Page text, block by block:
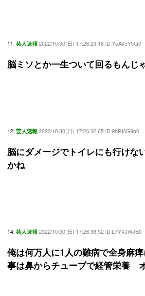
11: 芸人速報 2022/10/30(日) 17:26:23.18 ID:YsAkeY5Q0
脳ミソとか一生ついて回るもんじ
12: 芸人速報 2022/10/30(日) 17:26:32.65 ID:9hRf6G9q0
脳にダメージでトイレにも行けな
かね
14: 芸人速報 2022/10/30(日) 17:26:36.52 ID:L7YVJWJB0
俺は何万人に1人の難病で全身麻
事は鼻からチューブで経管栄養